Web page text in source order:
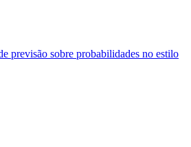
previsão sobre probabilidades no estilo